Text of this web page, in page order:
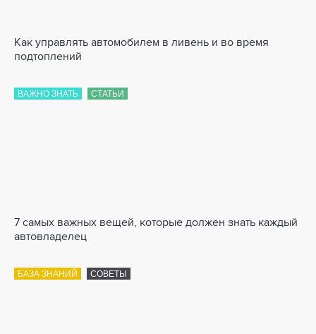
Как управлять автомобилем в ливень и во время
подтоплений
ВАЖНО ЗНАТЬ СТАТЬИ
7 самых важных вещей, которые должен знать каждый
автовладелец
БАЗА ЗНАНИЙ СОВЕТЫ